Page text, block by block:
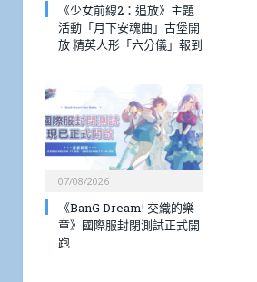
《少女前線2：追放》主題
活動「月下安魂曲」古堡開
放 精英人形「六分儀」報到
07/08/2026
《BanG Dream! 交織的樂
章》國際服封閉測試正式開
跑